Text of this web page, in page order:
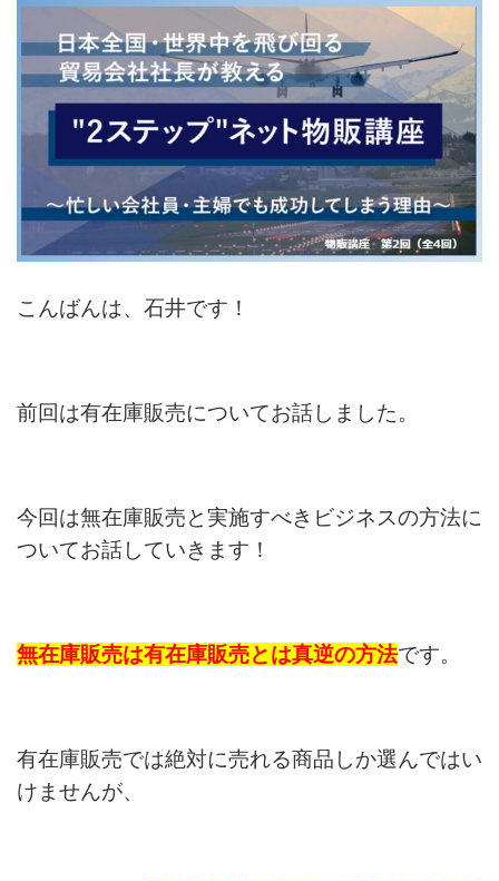
こんばんは、石井です！
前回は有在庫販売についてお話しました。
今回は無在庫販売と実施すべきビジネスの方法に
ついてお話していきます！
無在庫販売は有在庫販売とは真逆の方法です。
有在庫販売では絶対に売れる商品しか選んではい
けませんが、